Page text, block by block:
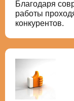
Благодаря
работы
конкурентов.